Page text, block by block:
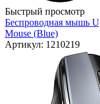
Быстрый просмотр
Беспроводная мышь
Mouse (Blue)
Артикул: 1210219